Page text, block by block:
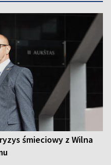
śmieciowy z Wilna